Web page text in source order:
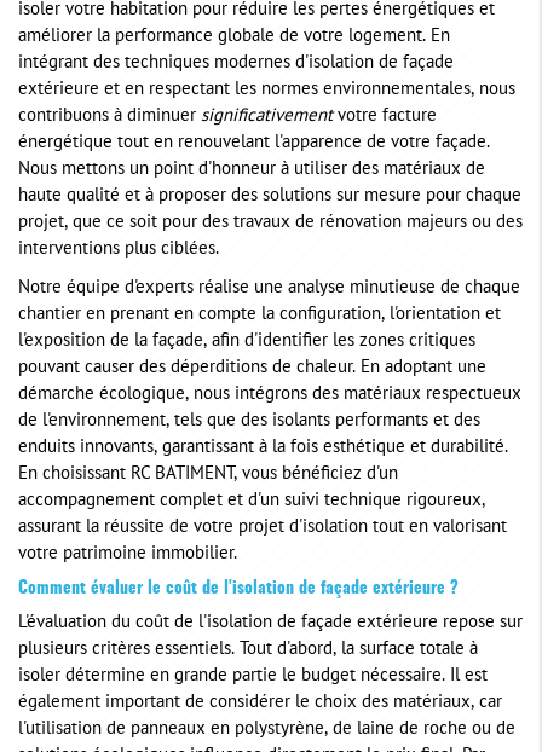
isoler votre habitation pour réduire les pertes énergétiques et
améliorer la performance globale de votre logement. En
intégrant des techniques modernes d'isolation de façade
extérieure et en respectant les normes environnementales, nous
contribuons à diminuer significativementvotre facture
énergétique tout en renouvelant l'apparence de votre façade.
Nous mettons un point d'honneur à utiliser des matériaux de
haute qualité et à proposer des solutions sur mesure pour chaque
projet, que ce soit pour des travaux de rénovation majeurs ou des
interventions plus ciblées.
Notre équipe d'experts réalise une analyse minutieuse de chaque
chantier en prenant en compte la configuration, l'orientation et
l'exposition de la façade, afin d'identifier les zones critiques
pouvant causer des déperditions de chaleur. En adoptant une
démarche écologique, nous intégrons des matériaux respectueux
de l'environnement, tels que des isolants performants et des
enduits innovants, garantissant à la fois esthétique et durabilité.
En choisissant RC BATIMENT, vous bénéficiez d'un
accompagnement complet et d'un suivi technique rigoureux,
assurant la réussite de votre projet d'isolation tout en valorisant
votre patrimoine immobilier.
Comment évaluer le coût de l'isolation de façade extérieure ?
L'évaluation du coût de l'isolation de façade extérieure repose sur
plusieurs critères essentiels. Tout d'abord, la surface totale à
isoler détermine en grande partie le budget nécessaire. Il est
également important de considérer le choix des matériaux, car
l'utilisation de panneaux en polystyrène, de laine de roche ou de